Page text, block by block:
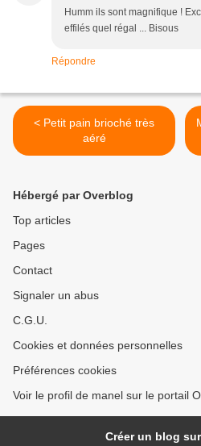
Humm ils sont magnifique !
effilés quel régal ... Bisous
Répondre
< Petit pain brioché très
aéré
Hébergé par Overblog
Top articles
Pages
Contact
Signaler un abus
C.G.U.
Cookies et données personnelles
Préférences cookies
Voir le profil de manel sur le portail
Créer un blog